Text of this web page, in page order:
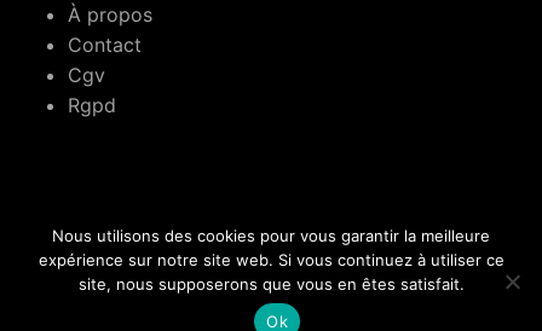
À propos
Contact
Cgv
Rgpd
© 2019- 2026 Blog dédié aux flammes jumelles et
relations toxiques.
Nous utilisons des cookies pour vous garantir la meilleure
expérience sur notre site web. Si vous continuez à utiliser ce
site, nous supposerons que vous en êtes satisfait.
Ok